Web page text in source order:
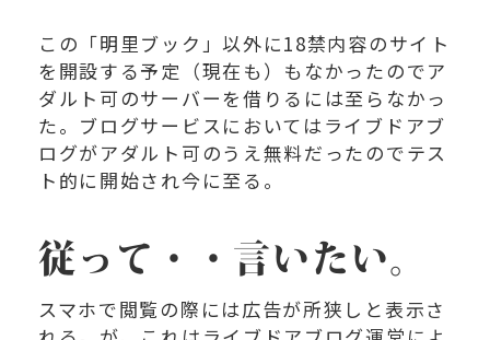
この「明里ブック」以外に18禁内容のサイト
を開設する予定（現在も）もなかったのでア
ダルト可のサーバーを借りるには至らなかっ
た。ブログサービスにおいてはライブドアブ
ログがアダルト可のうえ無料だったのでテス
ト的に開始され今に至る。
従って・・言いたい。
スマホで閲覧の際には広告が所狭しと表示さ